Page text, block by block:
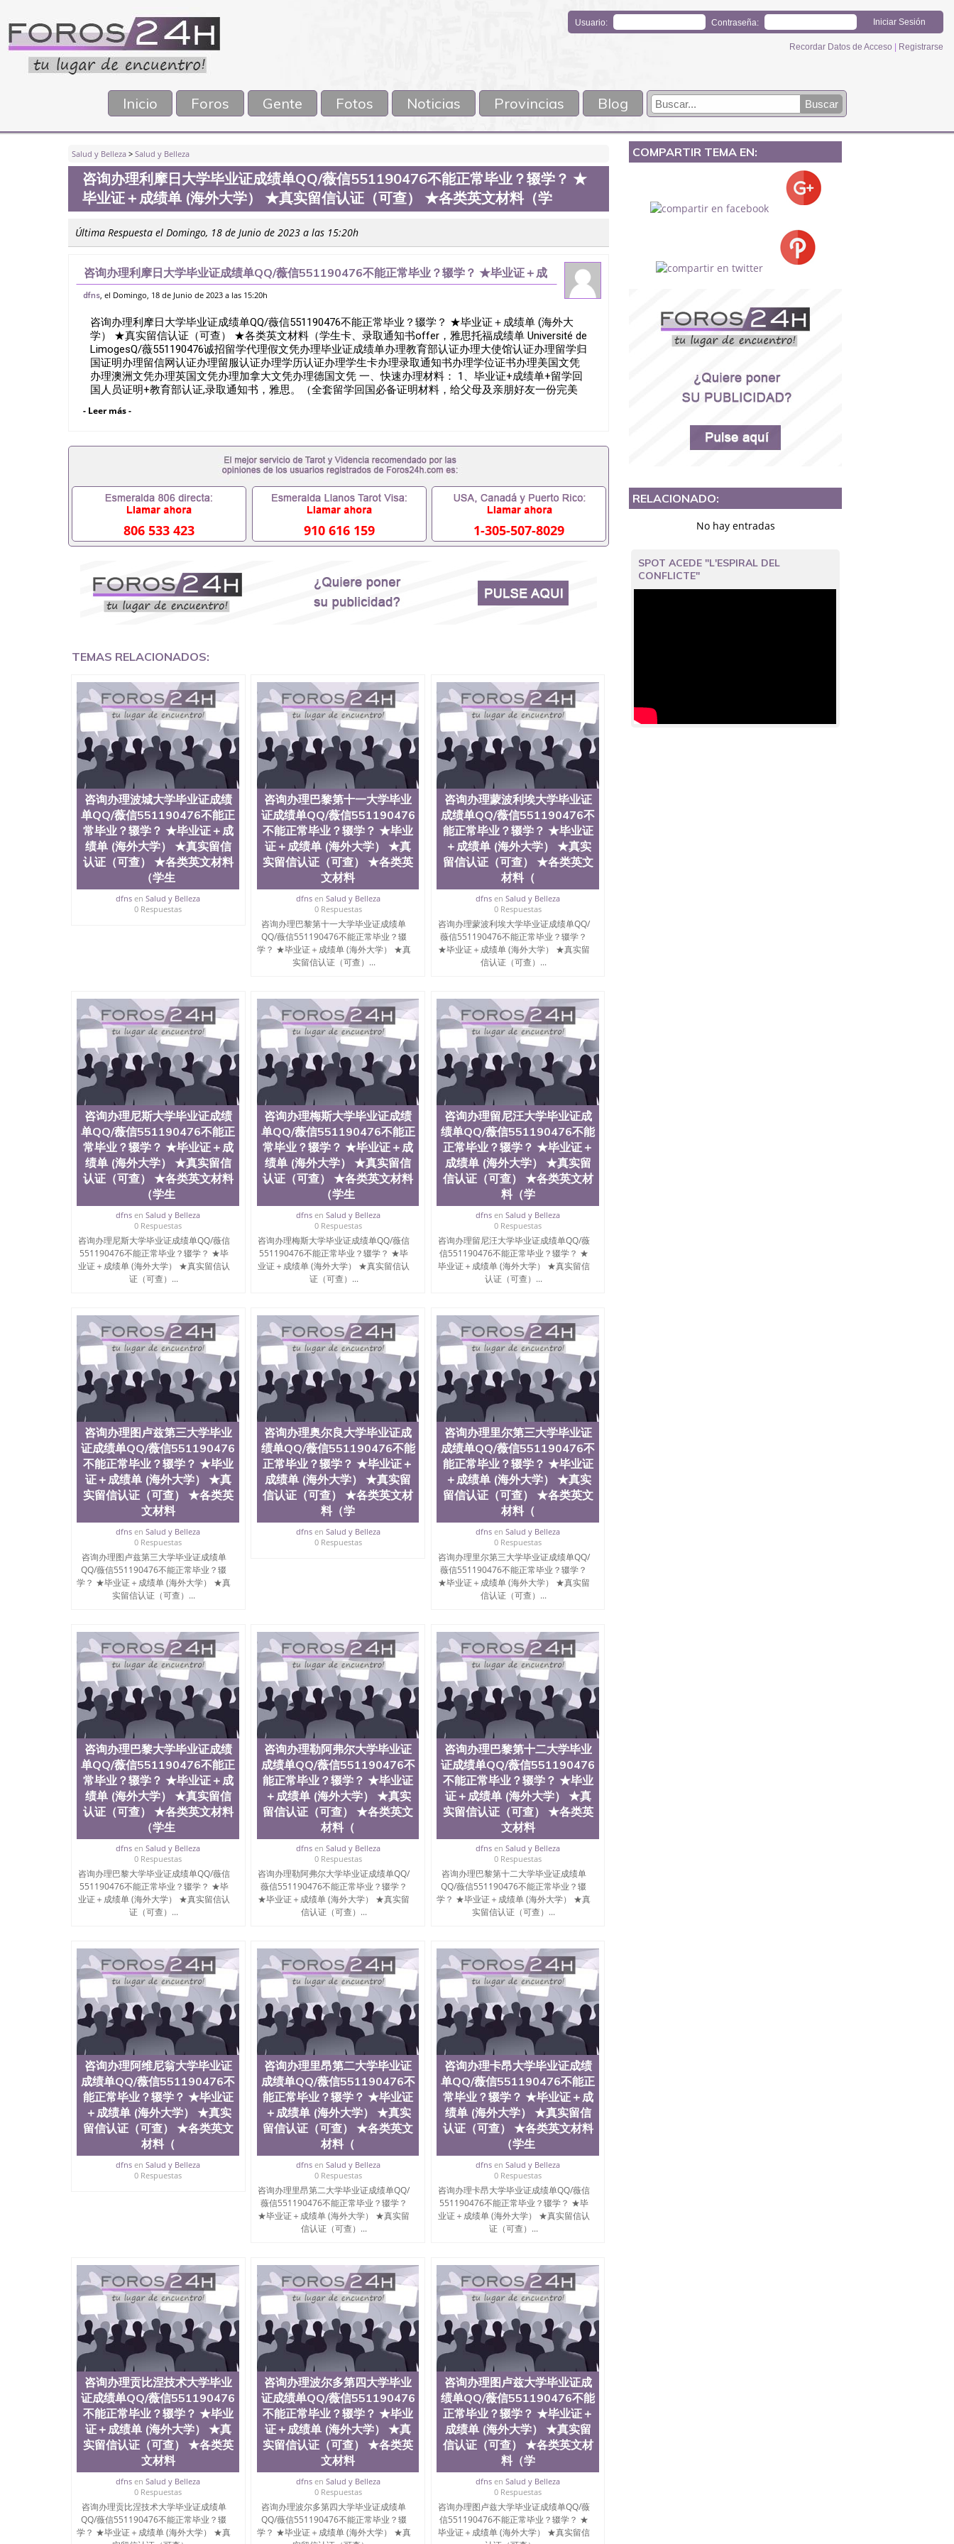
Usuario: Contraseña:
Recordar Datos de Acceso Registrarse
Inicio Foros Gente Fotos Noticias Provincias Blog
Salud y Belleza > Salud y Belleza
咨询办理利摩日大学毕业证成绩单QQ/薇信551190476不能正常毕业？辍学？ ★
毕业证＋成绩单 (海外大学） ★真实留信认证（可查） ★各类英文材料（学
Última Respuesta el Domingo, 18 de Junio de 2023 a las 15:20h
咨询办理利摩日大学毕业证成绩单QQ/薇信551190476不能正常毕业？辍学？ ★毕业证＋成
绩单 (海外大学） ★真实留信认证（可查） ★各类英文材料（学
dfns, el Domingo, 18 de Junio de 2023 a las 15:20h
咨询办理利摩日大学毕业证成绩单QQ/薇信551190476不能正常毕业？辍学？ ★毕业证＋成绩单 (海外大
学） ★真实留信认证（可查） ★各类英文材料（学生卡、录取通知书offer，雅思托福成绩单 Université de
LimogesQ/薇551190476诚招留学代理假文凭办理毕业证成绩单办理教育部认证办理大使馆认证办理留学归
国证明办理留信网认证办理留服认证办理学历认证办理学生卡办理录取通知书办理学位证书办理美国文凭
办理澳洲文凭办理英国文凭办理加拿大文凭办理德国文凭 一、快速办理材料： 1、毕业证+成绩单+留学回
国人员证明+教育部认证,录取通知书，雅思。（全套留学回国必备证明材料，给父母及亲朋好友一份完美
都可以用到）。 注：上述材料，随时都可以安排办理，毕业证成绩单，学校，专业，学位，毕业时间都可
551190476要定居国外需要办理什么材料551190476入职事业单位/国企假的毕业证会查吗551190476入职
国企/事业单位需要些什么材料551190476办理假毕业证在国内能用吗, 挂科拿不到毕业证怎么办, 毕业证丢
了怎么办, 没有正常毕业怎么办理毕业证,没毕业可以办学历认证吗,您是否因为中途辍学、挂科而没有正常
毕业551190476您是否因为递交材料不齐而被拒之门外551190476您是否因没正常毕业而导致回国得不到教
育部认证在校挂科了不想读了,成绩不理想毕不了业怎么办551190476找工作没有文凭怎么办,怎么办理本科/
研究生文凭551190476如何办理本科/硕士毕业证551190476网上买文凭可靠吗551190476哪里可以买国外
文凭551190476国外本科毕业证怎么办理551190476国外大学文凭可以打工作吗551190476怎么办理 外假毕
业证551190476哪里可以制作美国毕业证551190476哪里可以办理澳洲毕业证551190476留学生在哪里可以
吗551190476假文凭网上能查到吗551190476 如何拿到国外毕业证QQ微信551190476办假大学毕业证QQ微
信551190476国外毕业证去哪认证QQ微信551190476找毕业证封皮QQ微信551190476国外毕业证外壳定制
QQ微信551190476快速代办国外毕业证QQ微信551190476快速拿到国外文凭QQ微信551190476国外留学文
网上买文凭可靠吗QQ微信551190476买国外文凭质量QQ微信551190476国外本科毕业证怎么办理QQ微信
证QQ微信551190476办理国外毕业证价格QQ微信551190476国外编号查询QQ微信551190476办理国外文凭
要交定金吗QQ微信551190476办国外可查文凭QQ微信551190476网上购买真文凭可信吗QQ微信551190476
学士学位证书查询机构QQ微信551190476 国外资格证书办理QQ微信551190476如何办理学历认证QQ微信
551190476海外文凭认证办理QQ微信551190476 圣何塞州立大学（San Jose State University, 又译为“圣荷
西州立大学”）成立于1857年，简称SJSU，是加州历史悠久的大学之一，也是美西地区的公立大学之一。
位于圣何塞市San Jose中心，占地154公顷。它是一所位于加利福尼亚州的著名综合性公立大学，它以极
高的就业率，全美名列前茅的毕业薪资，浓厚的多元化学术氛围，杰出的本科教育质量，被《福克斯》杂
志评选为全美50强公立综合性大学，每年有来自世界各地的成百上千的海外学生前往求学。 至今，这是一
所在世界上享有学术地位、声誉、实习机会和影响力的高等教育机构，并获誉为美国本科教育质量的核心
代表。其计算机系与会计系更是在当今美国大学教学排名中表现优异。其毕业生大多可以在其所处地域的
世界硅谷中心得到工作机会。许多硅谷公司甚至在学生大三和大四的学期提供许多相应科系的实习机会。
无论是加州大学系统(UC)，还是加州州立大学系统(CSU), 圣何塞州立大学都占据着加州所有大学中的地理
位置。 圣何塞州立大学座落于硅谷(Silicon Valley), 于附近的旧金山-圣何塞地区为全美的重要科技中心。约
有学生三万人，超过134种学士学科和65个硕士学科，并有来自世界60余国的学生来此就读。其有名的科
系如计算机科学，电子工程学，工商管理学，艺术设计，和航空学等，深受性肯定及好评；而各种大学部
和研究所的商学课程也吸引了众多不同国家的专业人士前来研究与学习。 二、办理流程： 1、收集客户办
理信息； 2、客户付定金下单； 3、公司确认到账转制作点做电子图； 4、电子图做好发给客户确认； 5、
电子图确认好转成品部做成品； 6、成品做好拍照或者视频确认再付余款； 7、快递给客户（国内顺丰，国
外DHL）。 三、真实网上可查的证明材料 1、教育部学历学位认证，留服真实存档可查，存档。 2、留学回
国人员证明（使馆认证），使馆网站真实存档可查。 3、留信网真实可查认证办理，存档可查，终身受
用。 四、办理流程农业科学院、艺术与建筑学院、商学院、交流学院、地球及物质科学院、教育学院、工
程学院、健康与人类发展学院、信息工程与科学学院、人文学院、护理学院、科学学院等。学校的教育学
学位。学校的专业课程包括：会计学、MBA、财务、教育、建筑工程、经济、医学、护理、文学、音乐、
生物学、统计学、美术、电子工程、天文学、农业、环境污染控制、历史、电气工程、生物工程、建筑设
计、工商管理、材料科学、机械工程、航天工程、土木工程、数学、化学、英语、社会科学、心理学、戏
剧、市场营销、机械工程、计算机科学、物理学、人工智能、商科、金融专业 1、客户提供相关材料，确
定客户办理信息，给出操作方案； 2、补充毕业证成绩单等相关材料； 3、留服注册申请账号，付定金；
4、预约递交时间，公司人员陪同客户本人一起去留服递交材料； 5、等待结果，完成结果书留服直接邮寄
给客户 6、客户确认收到结果，付余款。 我们对海外大学及学院的毕业证成绩单所使用的材料，尺寸大
小，防伪结构（包括：水印，阴影底纹，钢印LOGO烫金烫银，LOGO烫金烫银复合重叠。 文字图案浮雕，
激光镭射，紫外荧光，温感，复印防伪）都有原版本文凭对照。质量得到了广大海外客户群体的认可，同
时和海外学校留学中介， 同时能做到与时俱进，及时掌握各大院校的（毕业证，成绩单，资格证，学生
卡，结业证，录取通知书，在读证明等相关材料）的版本更新信息， 能够在时间掌握的海外学历文凭的样
版，尺寸大小，纸张材质，防伪技术等等，并在时间收集到原版实物，以求达到客户的需求。 我们的优
势： 我们在保证合理定价的同时，坚持较高性价比，通过品质和效率不断优化，为您倾情诠释什么是高性
价比。 咨询顾问：Sam q/微信:551190476 Q/微信:551190476办理毕业证成绩单、教育部认证,录取通知
书，雅思，留学回国证明.
公司专业制作、办理、仿制、成绩单文凭、改成绩、教育部学历学位认证、毕业证、成绩单、文凭、学历
文凭、假文凭假毕业证假学历书制作、假制作、办理、仿制学位证书、毕业证文凭、文凭毕业证、毕业证
认证、留服认证、使馆认证、使馆证明、使馆留学回国人员证明、留学生认证、学历认证、文凭认证学位
认证、留学生学历认证、留学生学位认证、英国文凭学历、美国文凭学历、澳洲文凭学历、加拿大文凭学
历、新西兰学历认证等q:551190476 微信：551190476 圣何塞州立大学毕业证（San Jose State
University）圣何塞州立大学毕业证（San Jose State University）圣何塞州立大学毕业证（San Jose State
State University）圣何塞州立大学（San Jose State University）圣何塞州立大学（San Jose State
University）圣何塞州立大学（ San Jose State University）圣何塞州立大学（San Jose State University）
圣何塞州立大学文凭（San Jose State University）圣何塞州立大学文凭（San Jose State University）文凭
圣何塞州立大学文凭（San Jose State University）圣何塞州立大学学历（ San Jose State University）圣何
塞州立大学学历（San Jose State University）圣何塞州立大学学历（San Jose State University）圣 塞州立
大学学历（San Jose State University）圣何塞州立大学（San Jose State University）圣何塞州立大学
（San Jose State University）圣何塞州立大学（San Jose State University）圣何塞州立大学（San Jose
State University）圣何塞州立大学学位证（San Jose State University）圣何塞州立大学学位证（San Jose
State University）圣何塞州立大学学位证（San Jose State University）圣何塞州立大学（San Jose State
University）圣何塞州立大学（San Jose State University）圣何塞州立大学（San Jose State University）圣
何塞州立大学（San Jose State University）圣何塞州立大学学位证（San Jose State University）圣何塞州
立大学学位证（San Jose State University）圣何塞州立大学结业证（San Jose State University）圣何塞州
立大学结业证（San Jose State University）圣何塞州立大学结业证（San Jose State University）圣何塞州
立大学学位证（San Jose State University）圣何塞州立大学学位证（San Jose State University）圣何塞州
立大学学历证书（San Jose State University）圣何塞州立大学学历证书（San Jose State University）圣何
塞州立大学学历证书（San Jose State University）澳洲读书未毕业找人做文凭学位qq微信551190476澳洲
读CQU中央昆士兰大学学历 绩单购买学位证书/澳洲读本科硕士做文凭/购买澳洲大学毕业证成绩单假文凭
学历offieUniversityofSouthernQueensland 澳洲读书未毕业找人做文凭学位qq微信551190476澳洲读CQU中
央昆士兰大学学历成绩单购买学位证书/澳洲读本科硕士做文凭/购买澳洲大学毕业证成绩单假文凭学历咨
询办理利摩日大学毕业证成绩单QQ/薇信551190476不能正常毕业？辍学？ ★毕业证＋成绩单 (海外大学）
★真实留信认证（可查） ★各类英文材料（学生卡、录取通知书offer，雅思托福成绩单 Université de
Limoges
- Leer más -
806 533 423 910 616 159 1-305-507-8029
TEMAS RELACIONADOS:
咨询办理波城大学毕业证成绩
单QQ/薇信551190476不能正
常毕业？辍学？ ★毕业证＋成
绩单 (海外大学） ★真实留信
认证（可查） ★各类英文材料
（学生
dfns enSalud y Belleza
0 Respuestas
咨询办理巴黎第十一大学毕业
证成绩单QQ/薇信551190476
不能正常毕业？辍学？ ★毕业
证＋成绩单 (海外大学） ★真
实留信认证（可查） ★各类英
文材料
dfnsen Salud y Belleza
0 Respuestas
咨询办理巴黎第十一大学毕业证成绩单
QQ/薇信551190476不能正常毕业？辍
学？ ★毕业证＋成绩单 (海外大学） ★真
实留信认证（可查）...
咨询办理蒙波利埃大学毕业证
成绩单QQ/薇信551190476不
能正常毕业？辍学？ ★毕业证
＋成绩单 (海外大学） ★真实
留信认证（可查） ★各类英文
材料（
dfns enSalud y Belleza
0 Respuestas
咨询办理蒙波利埃大学毕业证成绩单QQ/
薇信551190476不能正常毕业？辍学？
★毕业证＋成绩单 (海外大学） ★真实留
信认证（可查）...
咨询办理尼斯大学毕业证成绩
单QQ/薇信551190476不能正
常毕业？辍学？ ★毕业证＋成
绩单 (海外大学） ★真实留信
认证（可查） ★各类英文材料
（学生
dfns enSalud y Belleza
0 Respuestas
咨询办理尼斯大学毕业证成绩单QQ/薇信
551190476不能正常毕业？辍学？ ★毕
业证＋成绩单 (海外大学） ★真实留信认
证（可查）...
咨询办理梅斯大学毕业证成绩
单QQ/薇信551190476不能正
常毕业？辍学？ ★毕业证＋成
绩单 (海外大学） ★真实留信
认证（可查） ★各类英文材料
（学生
dfnsen Salud y Belleza
0 Respuestas
咨询办理梅斯大学毕业证成绩单QQ/薇信
551190476不能正常毕业？辍学？ ★毕
业证＋成绩单 (海外大学） ★真实留信认
证（可查）...
咨询办理留尼汪大学毕业证成
绩单QQ/薇信551190476不能
正常毕业？辍学？ ★毕业证＋
成绩单 (海外大学） ★真实留
信认证（可查） ★各类英文材
料（学
dfns enSalud y Belleza
0 Respuestas
咨询办理留尼汪大学毕业证成绩单QQ/薇
信551190476不能正常毕业？辍学？ ★
毕业证＋成绩单 (海外大学） ★真实留信
认证（可查）...
咨询办理图卢兹第三大学毕业
证成绩单QQ/薇信551190476
不能正常毕业？辍学？ ★毕业
证＋成绩单 (海外大学） ★真
实留信认证（可查） ★各类英
文材料
dfns enSalud y Belleza
0 Respuestas
咨询办理图卢兹第三大学毕业证成绩单
QQ/薇信551190476不能正常毕业？辍
学？ ★毕业证＋成绩单 (海外大学） ★真
实留信认证（可查）...
咨询办理奥尔良大学毕业证成
绩单QQ/薇信551190476不能
正常毕业？辍学？ ★毕业证＋
成绩单 (海外大学） ★真实留
信认证（可查） ★各类英文材
料（学
dfnsen Salud y Belleza
0 Respuestas
咨询办理里尔第三大学毕业证
成绩单QQ/薇信551190476不
能正常毕业？辍学？ ★毕业证
＋成绩单 (海外大学） ★真实
留信认证（可查） ★各类英文
材料（
dfns enSalud y Belleza
0 Respuestas
咨询办理里尔第三大学毕业证成绩单QQ/
薇信551190476不能正常毕业？辍学？
★毕业证＋成绩单 (海外大学） ★真实留
信认证（可查）...
咨询办理巴黎大学毕业证成绩
单QQ/薇信551190476不能正
常毕业？辍学？ ★毕业证＋成
绩单 (海外大学） ★真实留信
认证（可查） ★各类英文材料
（学生
dfns enSalud y Belleza
0 Respuestas
咨询办理巴黎大学毕业证成绩单QQ/薇信
551190476不能正常毕业？辍学？ ★毕
业证＋成绩单 (海外大学） ★真实留信认
证（可查）...
咨询办理勒阿弗尔大学毕业证
成绩单QQ/薇信551190476不
能正常毕业？辍学？ ★毕业证
＋成绩单 (海外大学） ★真实
留信认证（可查） ★各类英文
材料（
dfnsen Salud y Belleza
0 Respuestas
咨询办理勒阿弗尔大学毕业证成绩单QQ/
薇信551190476不能正常毕业？辍学？
★毕业证＋成绩单 (海外大学） ★真实留
信认证（可查）...
咨询办理巴黎第十二大学毕业
证成绩单QQ/薇信551190476
不能正常毕业？辍学？ ★毕业
证＋成绩单 (海外大学） ★真
实留信认证（可查） ★各类英
文材料
dfns enSalud y Belleza
0 Respuestas
咨询办理巴黎第十二大学毕业证成绩单
QQ/薇信551190476不能正常毕业？辍
学？ ★毕业证＋成绩单 (海外大学） ★真
实留信认证（可查）...
咨询办理阿维尼翁大学毕业证
成绩单QQ/薇信551190476不
能正常毕业？辍学？ ★毕业证
＋成绩单 (海外大学） ★真实
留信认证（可查） ★各类英文
材料（
dfns enSalud y Belleza
0 Respuestas
咨询办理里昂第二大学毕业证
成绩单QQ/薇信551190476不
能正常毕业？辍学？ ★毕业证
＋成绩单 (海外大学） ★真实
留信认证（可查） ★各类英文
材料（
dfnsen Salud y Belleza
0 Respuestas
咨询办理里昂第二大学毕业证成绩单QQ/
薇信551190476不能正常毕业？辍学？
★毕业证＋成绩单 (海外大学） ★真实留
信认证（可查）...
咨询办理卡昂大学毕业证成绩
单QQ/薇信551190476不能正
常毕业？辍学？ ★毕业证＋成
绩单 (海外大学） ★真实留信
认证（可查） ★各类英文材料
（学生
dfns enSalud y Belleza
0 Respuestas
咨询办理卡昂大学毕业证成绩单QQ/薇信
551190476不能正常毕业？辍学？ ★毕
业证＋成绩单 (海外大学） ★真实留信认
证（可查）...
咨询办理贡比涅技术大学毕业
证成绩单QQ/薇信551190476
不能正常毕业？辍学？ ★毕业
证＋成绩单 (海外大学） ★真
实留信认证（可查） ★各类英
文材料
dfns enSalud y Belleza
0 Respuestas
咨询办理贡比涅技术大学毕业证成绩单
QQ/薇信551190476不能正常毕业？辍
学？ ★毕业证＋成绩单 (海外大学） ★真
咨询办理波尔多第四大学毕业
证成绩单QQ/薇信551190476
不能正常毕业？辍学？ ★毕业
证＋成绩单 (海外大学） ★真
实留信认证（可查） ★各类英
文材料
dfnsen Salud y Belleza
0 Respuestas
咨询办理波尔多第四大学毕业证成绩单
QQ/薇信551190476不能正常毕业？辍
学？ ★毕业证＋成绩单 (海外大学） ★真
咨询办理图卢兹大学毕业证成
绩单QQ/薇信551190476不能
正常毕业？辍学？ ★毕业证＋
成绩单 (海外大学） ★真实留
信认证（可查） ★各类英文材
料（学
dfns enSalud y Belleza
0 Respuestas
咨询办理图卢兹大学毕业证成绩单QQ/薇
信551190476不能正常毕业？辍学？ ★
毕业证＋成绩单 (海外大学） ★真实留信
COMPARTIR TEMA EN:
RELACIONADO:
No hay entradas
SPOT ACEDE "L'ESPIRAL DEL
CONFLICTE"